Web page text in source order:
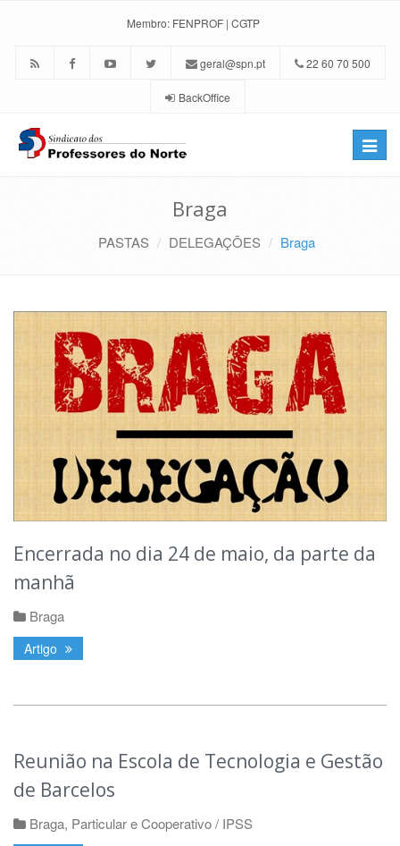
Membro: FENPROF | CGTP
geral@spn.pt 22 60 70 500
BackOffice
Toggle
Braga
PASTAS DELEGAÇÕES Braga
Encerrada no dia 24 de maio, da parte da
manhã
Braga
Artigo
Reunião na Escola de Tecnologia e Gestão
de Barcelos
Braga, Particular e Cooperativo / IPSS